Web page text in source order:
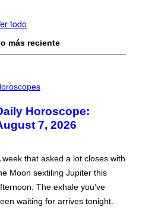
todo
más reciente
Horoscope:
7, 2026
week that asked a lot closes with
Moon sextiling Jupiter this
The exhale you’ve
waiting for arrives tonight.